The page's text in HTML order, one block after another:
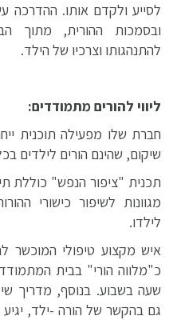
לסייע ולקדם אותו. ההדרכה
ובסמכות ההורית, מתוך
להתנהגותו וצרכיו של הילד.
ליווי להורים מתמודדים:
חברת שלו מפעילה תוכנית
שיקום, שהינם הורים לילדים
תכנית "ציפור הנפש" כוללת
מגוונות לשיפור כישורי
לילדו.
איש מקצוע טיפולי המוכשר
כ"מלווה הורי" בבית
שעה בשבוע. בנוסף, מדריך